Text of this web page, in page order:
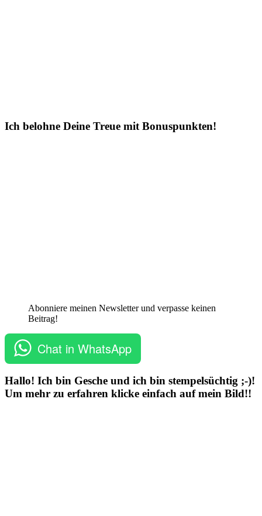
Ich belohne Deine Treue mit Bonuspunkten!
Abonniere meinen Newsletter und verpasse keinen
Beitrag!
Chat in WhatsApp
Hallo! Ich bin Gesche und ich bin stempelsüchtig ;-)!
Um mehr zu erfahren klicke einfach auf mein Bild!!